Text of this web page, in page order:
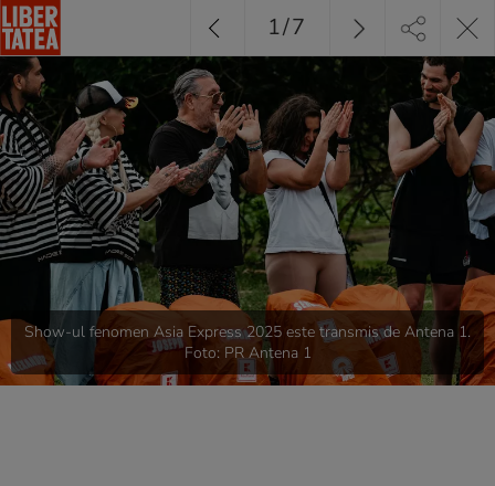
Show-ul fenomen Asia Express 2025 este transmis de Antena 1.
Foto: PR Antena 1
1/7